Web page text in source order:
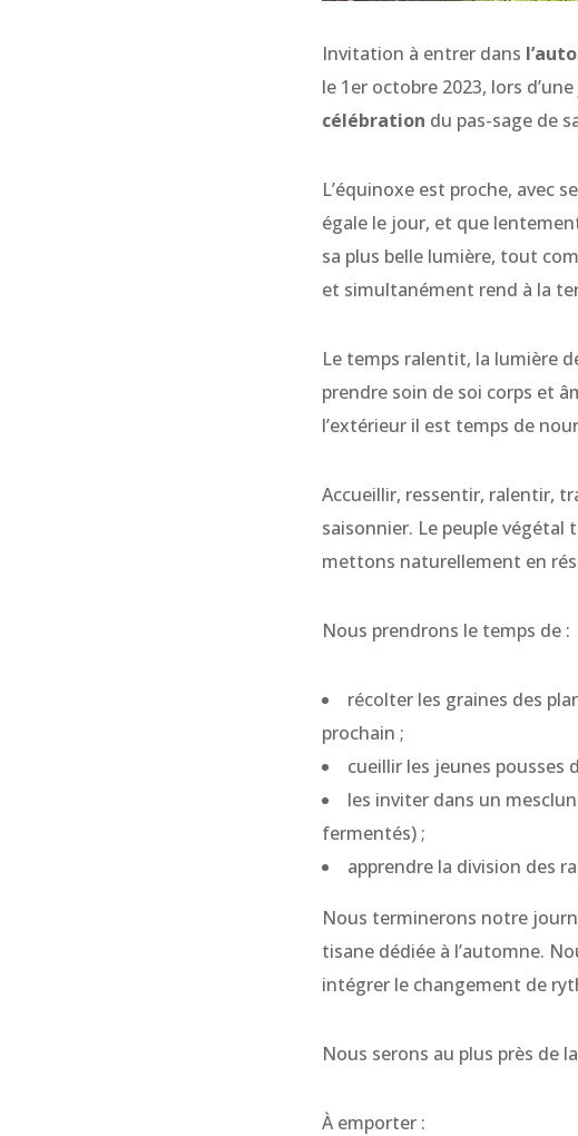
Invitation à entrer dans
le 1er octobre 2023, lors
célébration du pas-sage de
L’équinoxe est proche, avec
égale le jour, et que
sa plus belle lumière, tout
et simultanément rend à la
Le temps ralentit, la lumière
prendre soin de soi corps et
l’extérieur il est temps de
Accueillir, ressentir, ralentir,
saisonnier. Le peuple
mettons naturellement en
Nous prendrons le temps de :
récolter les graines des
prochain ;
cueillir les jeunes pousses
les inviter dans un
fermentés) ;
apprendre la division des
Nous terminerons notre
tisane dédiée à l’automne.
intégrer le changement de
Nous serons au plus près de
À emporter :